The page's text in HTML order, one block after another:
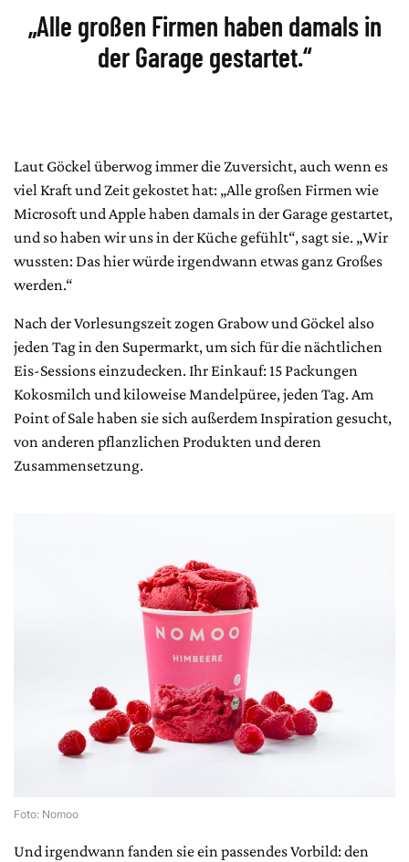
„Alle großen Firmen haben damals in
der Garage gestartet.“
Laut Göckel überwog immer die Zuversicht, auch wenn es
viel Kraft und Zeit gekostet hat: „Alle großen Firmen wie
Microsoft und Apple haben damals in der Garage gestartet,
und so haben wir uns in der Küche gefühlt“, sagt sie. „Wir
wussten: Das hier würde irgendwann etwas ganz Großes
werden.“
Nach der Vorlesungszeit zogen Grabow und Göckel also
jeden Tag in den Supermarkt, um sich für die nächtlichen
Eis-Sessions einzudecken. Ihr Einkauf: 15 Packungen
Kokosmilch und kiloweise Mandelpüree, jeden Tag. Am
Point of Sale haben sie sich außerdem Inspiration gesucht,
von anderen pflanzlichen Produkten und deren
Zusammensetzung.
Foto: Nomoo
Und irgendwann fanden sie ein passendes Vorbild: den